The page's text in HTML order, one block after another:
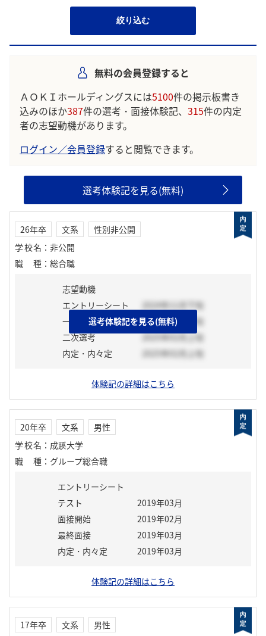
絞り込む
無料の会員登録すると
ＡＯＫＩホールディングスには5100件の掲示板書き
込みのほか387件の選考・面接体験記、 315件の内定
者の志望動機があります。
ログイン／会員登録すると閲覧できます。
選考体験記を見る(無料)
26年卒 文系
性別非公開
学校名 ： 非公開
職種 ： 総合職
志望動機
エントリーシート
2024年11月下旬
一次選考
2024年12月下旬
二次選考
2025年02月上旬
内定・内々定
2025年02月上旬
体験記の詳細はこちら
選考体験記を見る(無料)
20年卒 文系
男性
学校名 ： 成蹊大学
職種 ： グループ総合職
エントリーシート
テスト
2019年03月
面接開始
2019年02月
最終面接
2019年03月
内定・内々定
2019年03月
体験記の詳細はこちら
17年卒 文系
男性